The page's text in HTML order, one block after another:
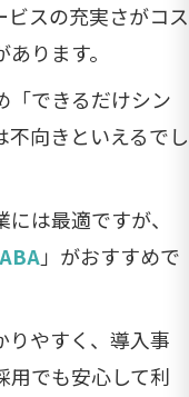
スの充実さがコス
ります。
「できるだけシン
向きといえるでし
は最適ですが、
」がおすすめで
りやすく、導入事
用でも安心して利